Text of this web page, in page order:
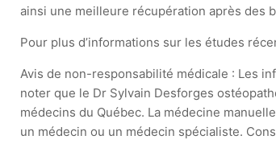
ainsi une meilleure récupération après des
Pour plus d’informations sur les études
Avis de non-responsabilité médicale : Les
noter que le Dr Sylvain Desforges
médecins du Québec. La médecine
un médecin ou un médecin spécialiste.